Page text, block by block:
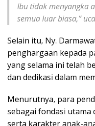
Ibu tidak menyangka
semua luar biasa,”
Selain itu, Ny.
penghargaan kepada
yang selama ini telah
dan dedikasi dalam
Menurutnya, para
sebagai fondasi utama
serta karakter anak-